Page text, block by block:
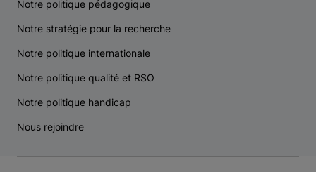
Notre politique pédagogique
Notre stratégie pour la recherche
Notre politique internationale
Notre politique qualité et RSO
Notre politique handicap
Nous rejoindre